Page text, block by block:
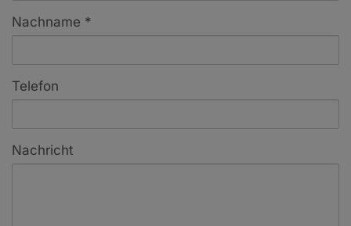
Nachname
Telefon
Nachricht